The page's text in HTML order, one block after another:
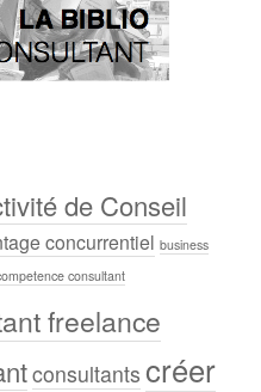
de Conseil
concurrentiel business
consultant
freelance
consultants créer